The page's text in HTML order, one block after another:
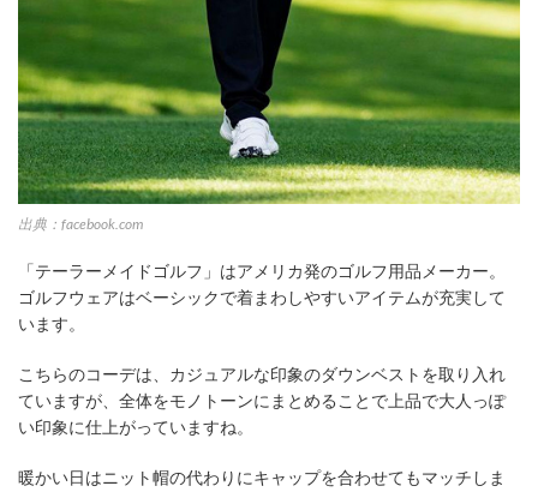
出典：facebook.com
「テーラーメイドゴルフ」はアメリカ発のゴルフ用品メーカー。
ゴルフウェアはベーシックで着まわしやすいアイテムが充実して
います。
こちらのコーデは、カジュアルな印象のダウンベストを取り入れ
ていますが、全体をモノトーンにまとめることで上品で大人っぽ
い印象に仕上がっていますね。
暖かい日はニット帽の代わりにキャップを合わせてもマッチしま